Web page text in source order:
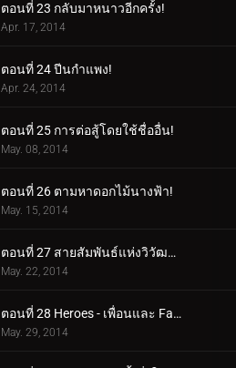
ตอนที่ 23 กลับมาหนาวอีกครั้ง!
Apr. 17, 2014
ตอนที่ 24 ปีนกำแพง!
Apr. 24, 2014
ตอนที่ 25 การต่อสู้โดยใช้ชื่ออื่น!
May. 08, 2014
ตอนที่ 26 ตามหาดอกไม้นางฟ้า!
May. 15, 2014
ตอนที่ 27 สายสัมพันธ์แห่งวิวัฒนาการ!
May. 22, 2014
ตอนที่ 28 Heroes - เพื่อนและ Faux Alike!
May. 29, 2014